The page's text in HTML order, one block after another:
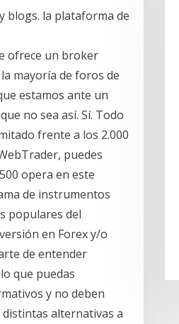
blogs. la plataforma de
ofrece un broker
mayoría de foros de
estamos ante un
no sea así. Sí. Todo
frente a los 2.000
puedes
opera en este
de instrumentos
populares del
en Forex y/o
de entender
que puedas
y no deben
alternativas a